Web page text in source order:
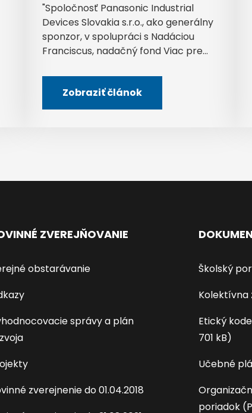
"Spoločnosť Panasonic Industrial
Devices Slovakia s.r.o., ako generálny
sponzor, v spolupráci s Nadáciou
Franciscus, nadačný fond Viac pre...
Zobraziť článok
ZVEREJŇOVANIE
obstarávanie
správy a plán
zverejnenie do 01.04.2018
Školský
Kolektívna
Etický
701 kB)
Učebné
poriadok